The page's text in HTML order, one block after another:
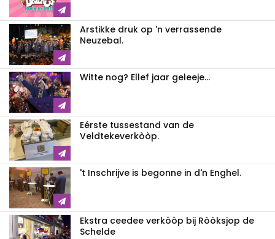
Arstikke druk op 'n verrassende
Neuzebal.
Witte nog? Ellef jaar geleeje...
Eérste tussestand van de
Veldtekeverkòòp.
't Inschrijve is begonne in d'n Enghel.
Ekstra ceedee verkòòp bij Ròòksjop de
Schelde